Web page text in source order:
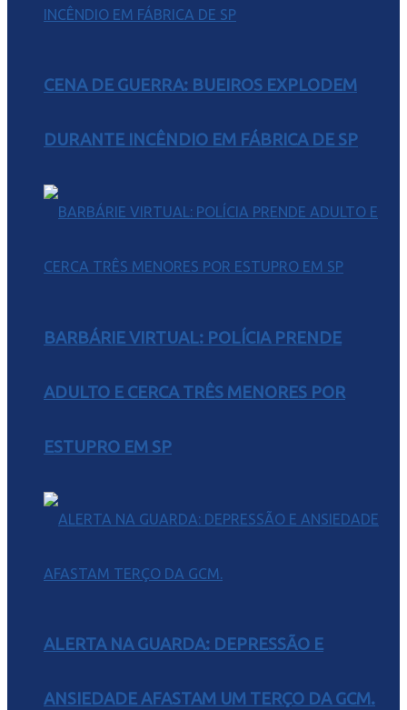
CENA DE GUERRA: BUEIROS EXPLODEM
DURANTE INCÊNDIO EM FÁBRICA DE SP
BARBÁRIE VIRTUAL: POLÍCIA PRENDE
ADULTO E CERCA TRÊS MENORES POR
ESTUPRO EM SP
ALERTA NA GUARDA: DEPRESSÃO E
ANSIEDADE AFASTAM UM TERÇO DA GCM.